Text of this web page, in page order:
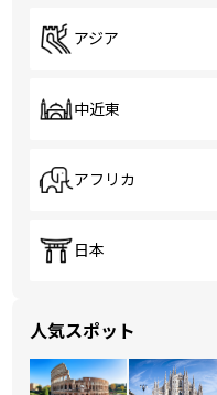
アジア
中近東
アフリカ
日本
人気スポット